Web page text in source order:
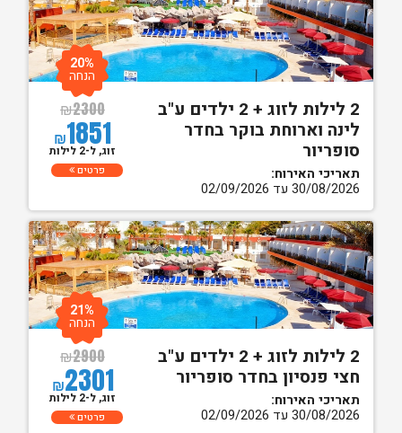
2 לילות לזוג + 2 ילדים ע"ב
לינה וארוחת בוקר בחדר
סופריור
תאריכי האירוח:
30/08/2026 עד 02/09/2026
₪2300
₪1851
20%
הנחה
זוג, ל-2 לילות
פרטים
2 לילות לזוג + 2 ילדים ע"ב
חצי פנסיון בחדר סופריור
תאריכי האירוח:
30/08/2026 עד 02/09/2026
₪2900
₪2301
21%
הנחה
זוג, ל-2 לילות
פרטים